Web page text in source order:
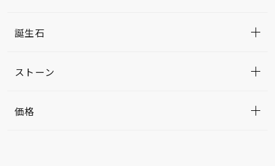
誕生石
ストーン
価格